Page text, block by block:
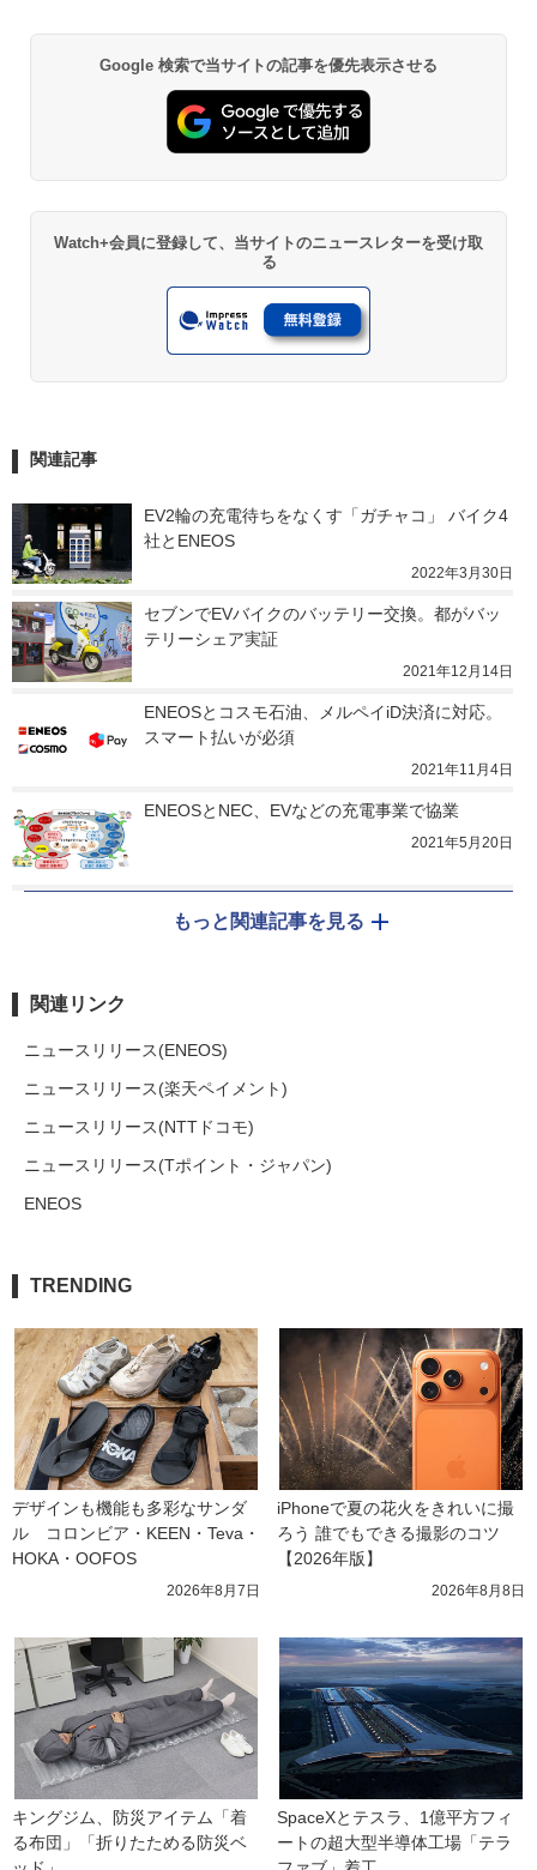
Google 検索で当サイトの記事を優先表示させる
Watch+会員に登録して、当サイトのニュースレターを受け取
る
関連記事
EV2輪の充電待ちをなくす「ガチャコ」 バイク4
社とENEOS
2022年3月30日
セブンでEVバイクのバッテリー交換。都がバッ
テリーシェア実証
2021年12月14日
ENEOSとコスモ石油、メルペイiD決済に対応。
スマート払いが必須
2021年11月4日
ENEOSとNEC、EVなどの充電事業で協業
2021年5月20日
もっと関連記事を見る
関連リンク
ニュースリリース(ENEOS)
ニュースリリース(楽天ペイメント)
ニュースリリース(NTTドコモ)
ニュースリリース(Tポイント・ジャパン)
ENEOS
TRENDING
デザインも機能も多彩なサンダ
ル　コロンビア・KEEN・Teva・
HOKA・OOFOS
2026年8月7日
iPhoneで夏の花火をきれいに撮
ろう 誰でもできる撮影のコツ
【2026年版】
2026年8月8日
キングジム、防災アイテム「着
る布団」「折りたためる防災ベ
SpaceXとテスラ、1億平方フィ
ートの超大型半導体工場「テラ